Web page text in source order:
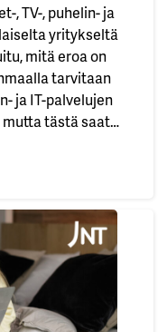
, TV-, puhelin- ja
yritykseltä
mitä eroa on
tarvitaan
ja IT-palvelujen
mutta tästä saat
Telefon
ja on